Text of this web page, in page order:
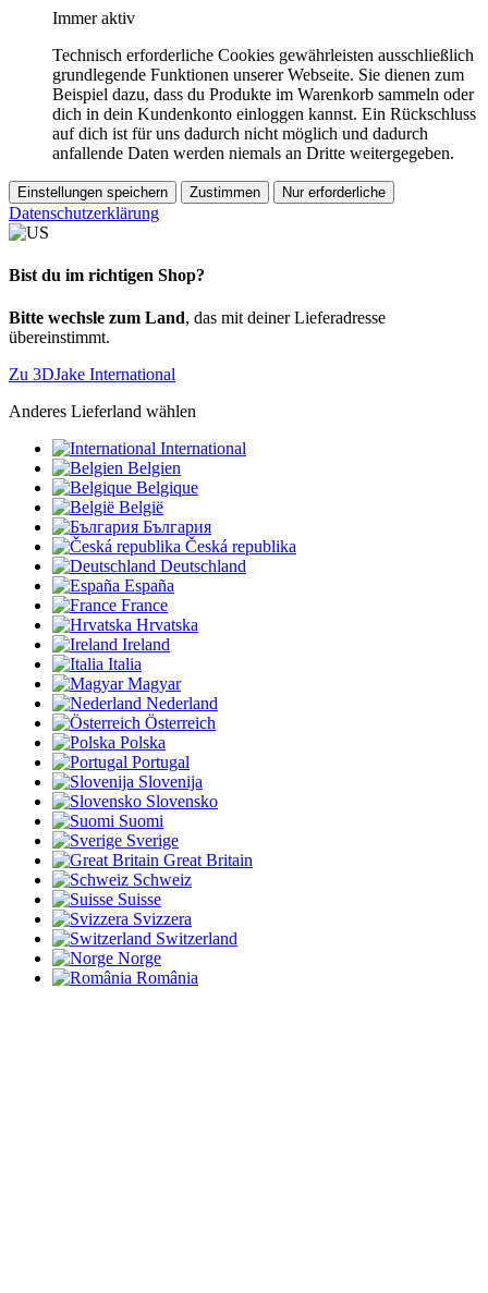
Immer aktiv
Technisch erforderliche Cookies gewährleisten ausschließlich
grundlegende Funktionen unserer Webseite. Sie dienen zum
Beispiel dazu, dass du Produkte im Warenkorb sammeln oder
dich in dein Kundenkonto einloggen kannst. Ein Rückschluss
auf dich ist für uns dadurch nicht möglich und dadurch
anfallende Daten werden niemals an Dritte weitergegeben.
Einstellungen speichern Zustimmen Nur erforderliche
Datenschutzerklärung
Bist du im richtigen Shop?
Bitte wechsle zum Land, das mit deiner Lieferadresse
übereinstimmt.
Zu 3DJake International
Anderes Lieferland wählen
International
Belgien
Belgique
België
България
Česká republika
Deutschland
España
France
Hrvatska
Ireland
Italia
Magyar
Nederland
Österreich
Polska
Portugal
Slovenija
Slovensko
Suomi
Sverige
Great Britain
Schweiz
Suisse
Svizzera
Switzerland
Norge
România